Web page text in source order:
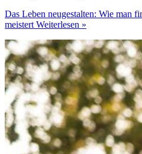
Das Leben neugestalten: Wie man
meistert Weiterlesen »